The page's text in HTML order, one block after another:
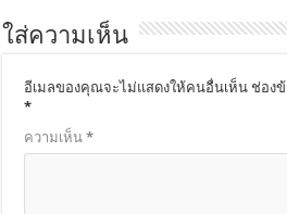
ใส่ความเห็น
อีเมลของคุณจะไม่แสดงให้คนอื่นเห็น ช่อง
*
ความเห็น*